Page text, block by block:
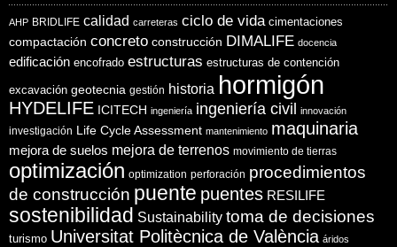
AHP BRIDLIFE calidad carreteras ciclo de vida cimentaciones
compactación concreto construcción DIMALIFE docencia
edificación encofrado estructuras estructuras de contención
excavación geotecnia gestión historia hormigón
HYDELIFE ICITECH ingeniería ingeniería civil innovación
investigación Life Cycle Assessment mantenimiento maquinaria
mejora de suelos mejora de terrenos movimiento de tierras
optimización optimization perforación procedimientos
de construcción puente puentes RESILIFE
sostenibilidad Sustainability toma de decisiones
turismo Universitat Politècnica de València áridos